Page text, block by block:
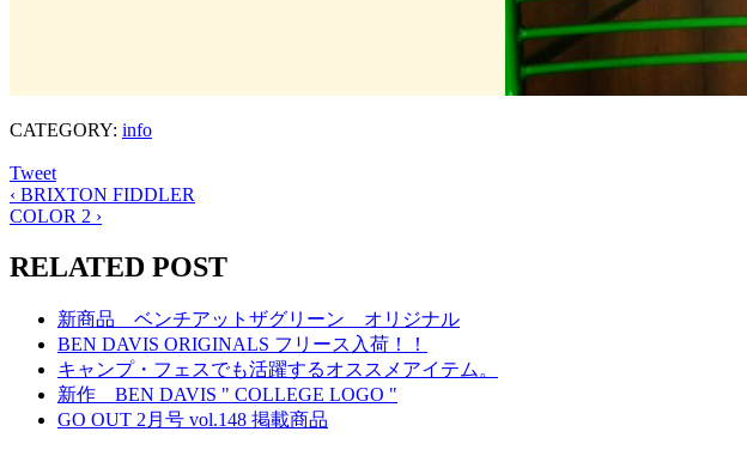
CATEGORY: info
Tweet
‹ BRIXTON FIDDLER
COLOR 2 ›
RELATED POST
新商品 ベンチアットザグリーン オリジナル
BEN DAVIS ORIGINALS フリース入荷！！
キャンプ・フェスでも活躍するオススメアイテム。
新作 BEN DAVIS " COLLEGE LOGO "
GO OUT 2月号 vol.148 掲載商品